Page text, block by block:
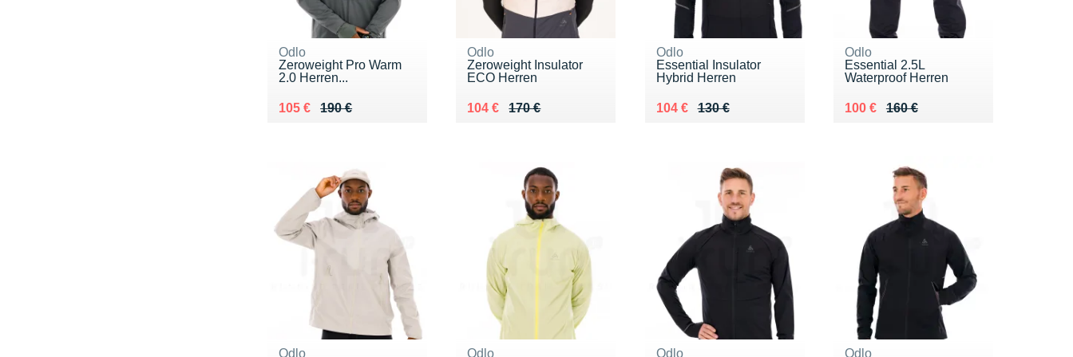
Odlo
Zeroweight Pro Warm
2.0 Herren...
190 €
Au lieu de 190 €
105 €
Vendu 105 €
Odlo
Zeroweight Insulator
ECO Herren
170 €
Au lieu de 170 €
104 €
Vendu 104 €
Odlo
Essential Insulator
Hybrid Herren
130 €
Au lieu de 130 €
104 €
Vendu 104 €
Odlo
Essential 2.5L
Waterproof Herren
160 €
Au lieu de 160 €
100 €
Vendu 100 €
Odlo Odlo Odlo Odlo